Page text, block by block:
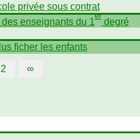
privée sous contrat
enseignants du 1erdegré
ficher les enfants
2 ∞